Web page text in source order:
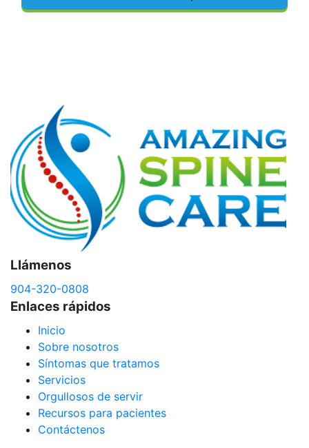
Llámenos
904-320-0808
Enlaces rápidos
Inicio
Sobre nosotros
Síntomas que tratamos
Servicios
Orgullosos de servir
Recursos para pacientes
Contáctenos